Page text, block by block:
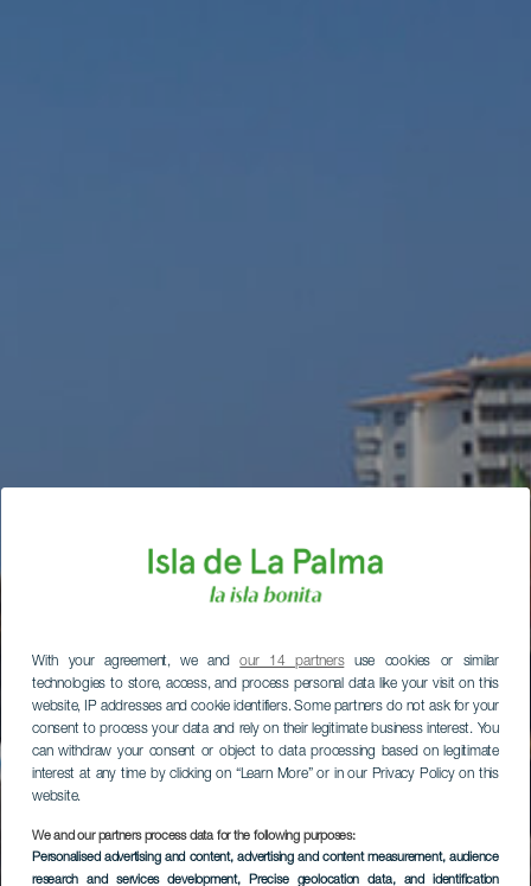
With your agreement, we andour 14 partnersuse cookies or similar
technologies to store, access, and process personal data like your visit on this
website, IP addresses and cookie identifiers. Some partners do not ask for your
consent to process your data and rely on their legitimate business interest. You
can withdraw your consent or object to data processing based on legitimate
interest at any time by clicking on “Learn More” or in our Privacy Policy on this
website.
We and our partners process data for the following purposes:
Personalised advertising and content, advertising and content measurement, audience
research and services development, Precise geolocation data, and identification